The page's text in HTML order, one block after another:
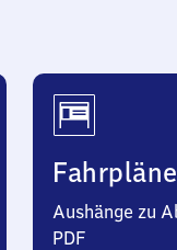
Fahrpläne
Aushänge zu
PDF